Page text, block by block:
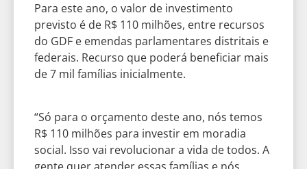
Para este ano, o valor de investimento
previsto é de R$ 110 milhões, entre recursos
do GDF e emendas parlamentares distritais e
federais. Recurso que poderá beneficiar mais
de 7 mil famílias inicialmente.
“Só para o orçamento deste ano, nós temos
R$ 110 milhões para investir em moradia
social. Isso vai revolucionar a vida de todos. A
gente quer atender essas famílias e nós